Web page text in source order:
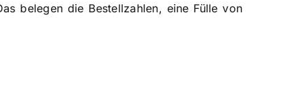
belegen die Bestellzahlen, eine Fülle von